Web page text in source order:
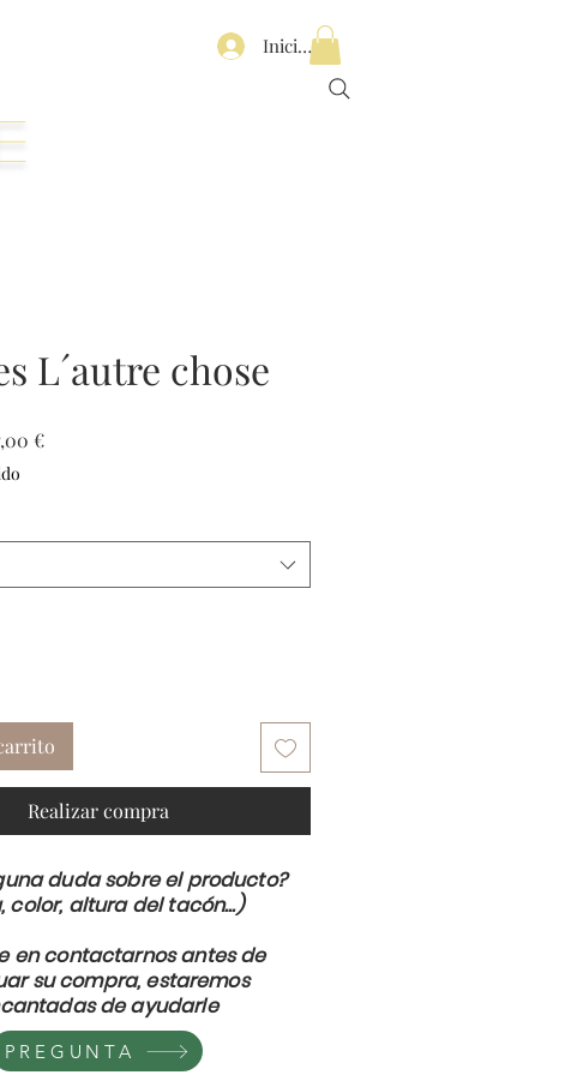
Iniciar sesión
L´autre chose
€Precio
Realizar compra
duda sobre el producto?
color, altura del tacón...)
en contactarnos antes de
su compra, estaremos
de ayudarle
PREGUNTA